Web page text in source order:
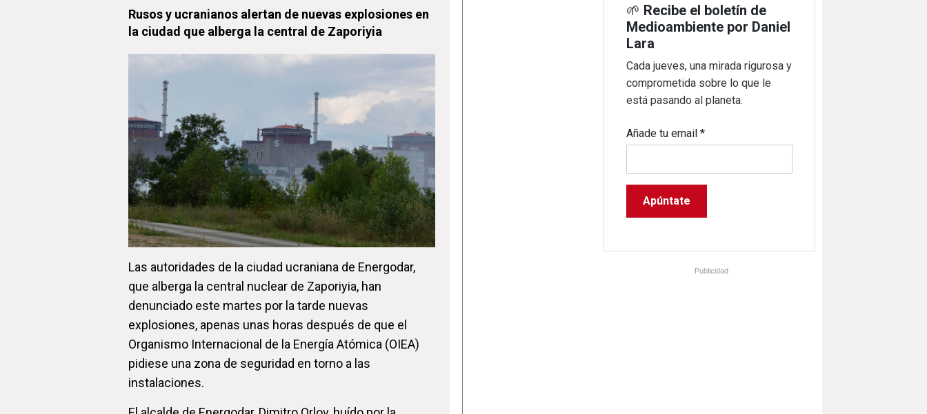
Rusos y ucranianos alertan de nuevas explosiones en
la ciudad que alberga la central de Zaporiyia
Las autoridades de la ciudad ucraniana de Energodar,
que alberga la central nuclear de Zaporiyia, han
denunciado este martes por la tarde nuevas
explosiones, apenas unas horas después de que el
Organismo Internacional de la Energía Atómica (OIEA)
pidiese una zona de seguridad en torno a las
instalaciones.
🌱 Recibe el boletín de
Medioambiente por Daniel
Lara
Cada jueves, una mirada rigurosa y
comprometida sobre lo que le
está pasando al planeta.
Añade tu email*
Publicidad